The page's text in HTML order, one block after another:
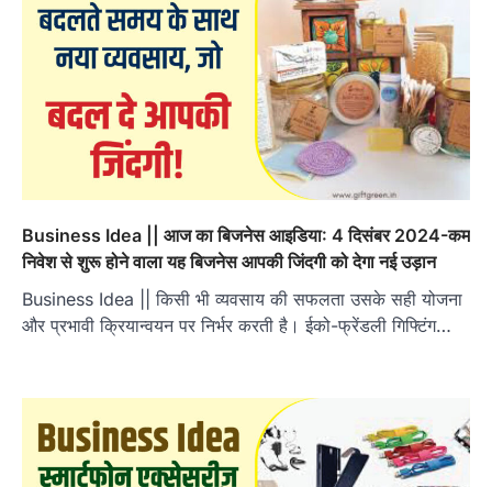
Business Idea || आज का बिजनेस आइडिया: 4 दिसंबर 2024-कम
निवेश से शुरू होने वाला यह बिजनेस आपकी जिंदगी को देगा नई उड़ान
Business Idea || किसी भी व्यवसाय की सफलता उसके सही योजना
और प्रभावी क्रियान्वयन पर निर्भर करती है। ईको-फ्रेंडली गिफ्टिंग…